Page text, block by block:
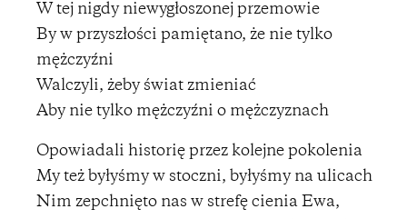
W tej nigdy niewygłoszonej przemowie
By w przyszłości pamiętano, że nie tylko
mężczyźni
Walczyli, żeby świat zmieniać
Aby nie tylko mężczyźni o mężczyznach
Opowiadali historię przez kolejne pokolenia
My też byłyśmy w stoczni, byłyśmy na ulicach
Nim zepchnięto nas w strefę cienia Ewa,